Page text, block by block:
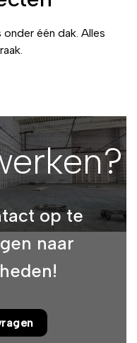
één dak. Alles
op te
naar